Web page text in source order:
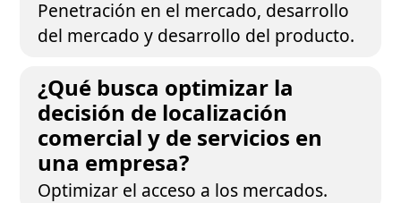
Penetración en el mercado, desarrollo
del mercado y desarrollo del producto.
¿Qué busca optimizar la
decisión de localización
comercial y de servicios en
una empresa?
Optimizar el acceso a los mercados.